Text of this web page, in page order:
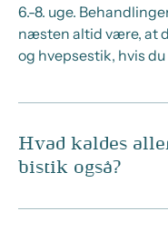
6.-8. uge.
næsten altid være, at
og hvepsestik, hvis du
Hvad kaldes
bistik også?